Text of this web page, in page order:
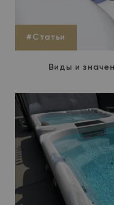
#Статьи
Виды и